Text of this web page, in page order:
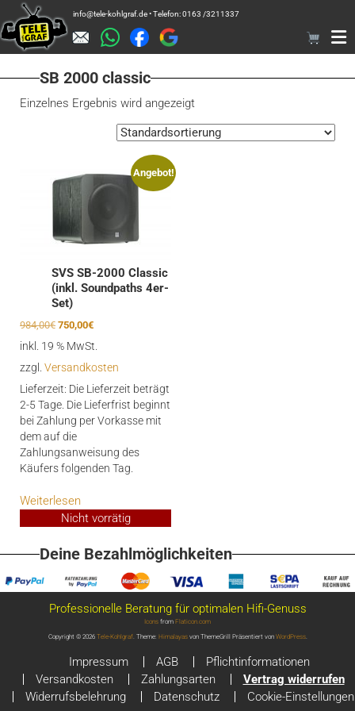
Zum
Inhalt
springen
info@tele-kohlgraf.de • Telefon: 0163 /3211337
SB 2000 classic
Einzelnes Ergebnis wird angezeigt
Angebot!
SVS SB-2000 Classic
(inkl. Soundpaths 4er-
Set)
984,00€ Ursprünglicher
984,00€
750,00€Aktueller
750,00€.
inkl. 19 % MwSt.
zzgl. Versandkosten
Lieferzeit: Die Lieferzeit beträgt
2-5 Tage. Die Lieferfrist beginnt
bei Zahlung per Vorkasse mit
dem auf die
Zahlungsanweisung des
Käufers folgenden Tag.
Weiterlesen
Nicht vorrätig
Deine Bezahlmöglichkeiten
Professionelle Beratung für optimalen Hifi-Genuss
Icons from Flaticon.com
Copyright © 2026 Tele-Kohlgraf. Theme: Himalayasvon ThemeGrill Präsentiert von WordPress.
Impressum AGB
Pflichtinformationen
Versandkosten
Zahlungsarten
Vertrag widerrufen
Widerrufsbelehrung
Datenschutz Cookie-Einstellungen